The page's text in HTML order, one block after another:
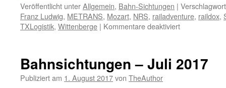
Veröffentlicht unterAllgemein, Bahn-Sichtungen |
Franz Ludwig, METRANS, Mozart, NRS, railadventure, raildox,
TXLogistik, Wittenberge | Kommentare deaktiviertfür
Bahnsichtungen – Juli 2017
Publiziert am 1. August 2017von TheAuthor